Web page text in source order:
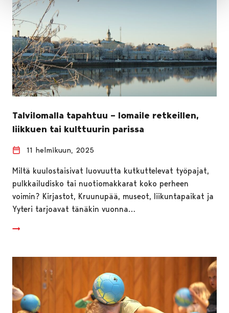
Talvilomalla tapahtuu – lomaile retkeillen,
liikkuen tai kulttuurin parissa
11 helmikuun, 2025
Miltä kuulostaisivat luovuutta kutkuttelevat työpajat,
pulkkailudisko tai nuotiomakkarat koko perheen
voimin? Kirjastot, Kruunupää, museot, liikuntapaikat ja
Yyteri tarjoavat tänäkin vuonna…